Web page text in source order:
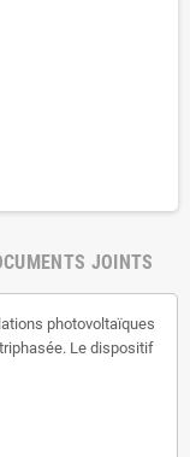
JOINTS
photovoltaïques
Le dispositif